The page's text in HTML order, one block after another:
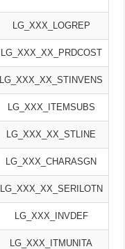
LG_XXX_LOGREP
LG_XXX_XX_PRDCOST
LG_XXX_XX_STINVENS
LG_XXX_ITEMSUBS
LG_XXX_XX_STLINE
LG_XXX_CHARASGN
LG_XXX_XX_SERILOTN
LG_XXX_INVDEF
LG_XXX_ITMUNITA